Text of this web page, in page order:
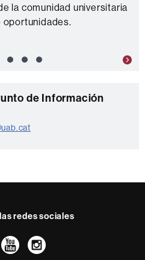
la comunidad universitaria
oportunidades.
de Información
redes sociales
YouTube
Instagram